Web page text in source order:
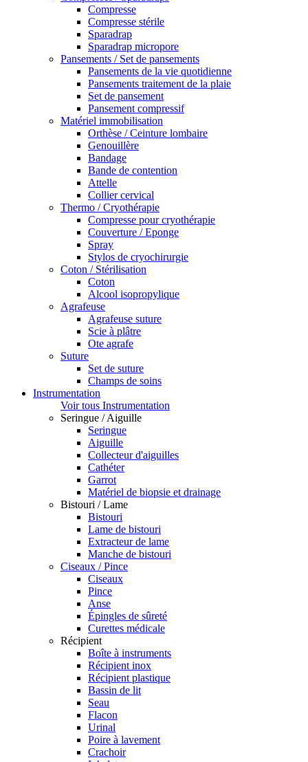
Compresse
Compresse stérile
Sparadrap
Sparadrap micropore
Pansements / Set de pansements
Pansements de la vie quotidienne
Pansements traitement de la plaie
Set de pansement
Pansement compressif
Matériel immobilisation
Orthèse / Ceinture lombaire
Genouillère
Bandage
Bande de contention
Attelle
Collier cervical
Thermo / Cryothérapie
Compresse pour cryothérapie
Couverture / Eponge
Spray
Stylos de cryochirurgie
Coton / Stérilisation
Coton
Alcool isopropylique
Agrafeuse
Agrafeuse suture
Scie à plâtre
Ote agrafe
Suture
Set de suture
Champs de soins
Instrumentation
Voir tous Instrumentation
Seringue / Aiguille
Seringue
Aiguille
Collecteur d'aiguilles
Cathéter
Garrot
Matériel de biopsie et drainage
Bistouri / Lame
Bistouri
Lame de bistouri
Extracteur de lame
Manche de bistouri
Ciseaux / Pince
Ciseaux
Pince
Anse
Épingles de sûreté
Curettes médicale
Récipient
Boîte à instruments
Récipient inox
Récipient plastique
Bassin de lit
Seau
Flacon
Urinal
Poire à lavement
Crachoir